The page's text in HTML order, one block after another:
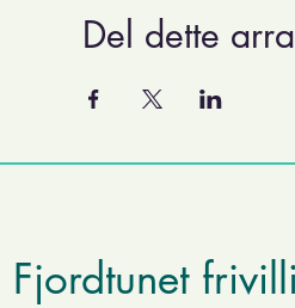
Del dette
Fjordtunet